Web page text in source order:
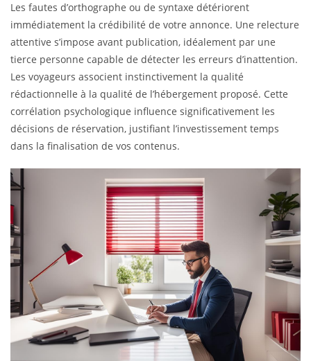
Les fautes d’orthographe ou de syntaxe détériorent
immédiatement la crédibilité de votre annonce. Une relecture
attentive s’impose avant publication, idéalement par une
tierce personne capable de détecter les erreurs d’inattention.
Les voyageurs associent instinctivement la qualité
rédactionnelle à la qualité de l’hébergement proposé. Cette
corrélation psychologique influence significativement les
décisions de réservation, justifiant l’investissement temps
dans la finalisation de vos contenus.